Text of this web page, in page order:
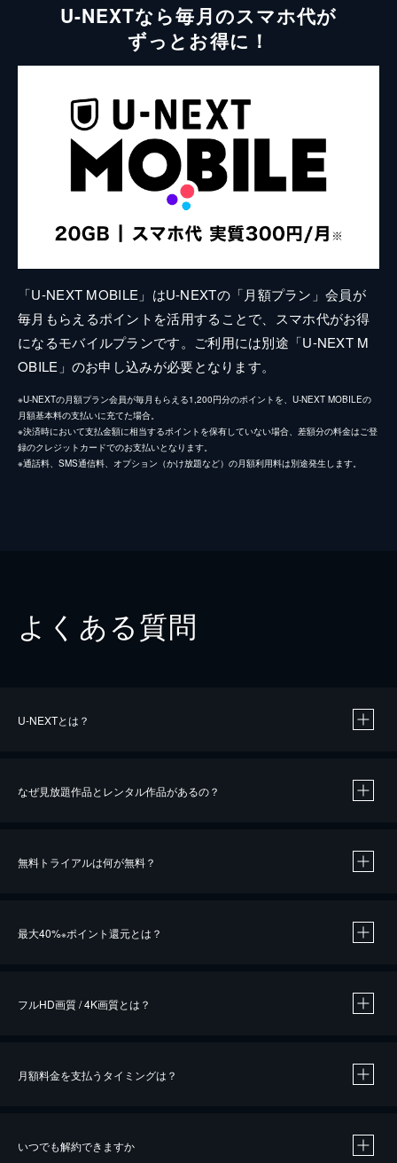
U-NEXTなら毎月のスマホ代が
ずっとお得に！
「U-NEXT MOBILE」はU-NEXTの「月額プラン」会員が
毎月もらえるポイントを活用することで、スマホ代がお得
になるモバイルプランです。ご利用には別途「U-NEXT M
OBILE」のお申し込みが必要となります。
※U-NEXTの月額プラン会員が毎月もらえる1,200円分のポイントを、U-NEXT MOBILEの
月額基本料の支払いに充てた場合。
※決済時において支払金額に相当するポイントを保有していない場合、差額分の料金はご登
録のクレジットカードでのお支払いとなります。
※通話料、SMS通信料、オプション（かけ放題など）の月額利用料は別途発生します。
よくある質問
U-NEXTとは？
なぜ見放題作品とレンタル作品があるの？
無料トライアルは何が無料？
最大40%※ポイント還元とは？
※40％ポイント還元の対象は、クレジットカード決済による作品の購入 / レンタルです。
フルHD画質 / 4K画質とは？
月額料金を支払うタイミングは？
いつでも解約できますか